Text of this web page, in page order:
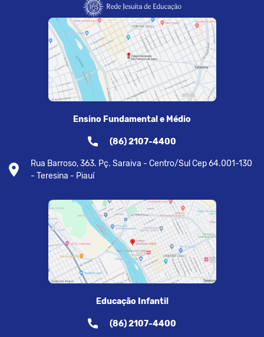
Ensino Fundamental e Médio
(86) 2107-4400
Rua Barroso, 363. Pç. Saraiva - Centro/Sul Cep 64.001-130
- Teresina - Piauí
Educação Infantil
(86) 2107-4400